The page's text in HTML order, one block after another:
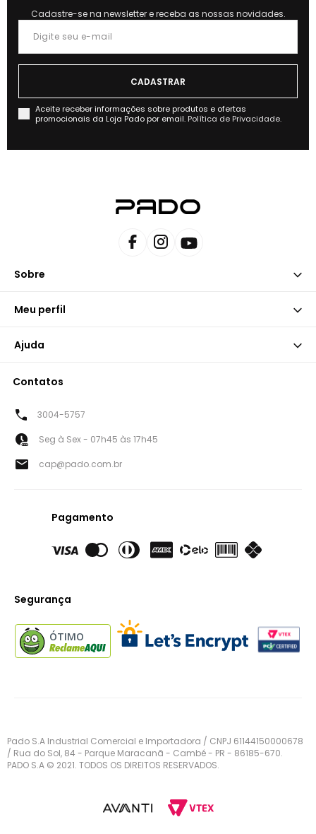
Cadastre-se na newsletter e receba as nossas novidades.
Aceite receber informações sobre produtos e ofertas
promocionais da Loja Pado por email. Política de Privacidade.
Sobre
Meu perfil
Ajuda
Contatos
3004-5757
Seg à Sex - 07h45 às 17h45
cap@pado.com.br
Pagamento
Segurança
ÓTIMO
Pado S.A Industrial Comercial e Importadora / CNPJ 61144150000678
/ Rua do Sol, 84 - Parque Maracanã - Cambé - PR - 86185-670.
PADO S.A © 2021. TODOS OS DIREITOS RESERVADOS.